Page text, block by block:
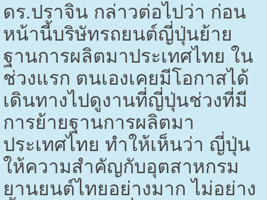
ดร.ปราจิน กล่าวต่อไปว่า ก่อน
หน้านี้บริษัทรถยนต์ญี่ปุ่นย้าย
ฐานการผลิตมาประเทศไทย ใน
ช่วงแรก ตนเองเคยมีโอกาสได้
เดินทางไปดูงานที่ญี่ปุ่นช่วงที่มี
การย้ายฐานการผลิตมา
ประเทศไทย ทำให้เห็นว่า ญี่ปุ่น
ให้ความสำคัญกับอุตสาหกรม
ยานยนต์ไทยอย่างมาก ไม่อย่าง